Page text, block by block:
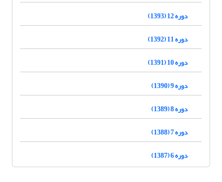
دوره 12 (1393)
دوره 11 (1392)
دوره 10 (1391)
دوره 9 (1390)
دوره 8 (1389)
دوره 7 (1388)
دوره 6 (1387)